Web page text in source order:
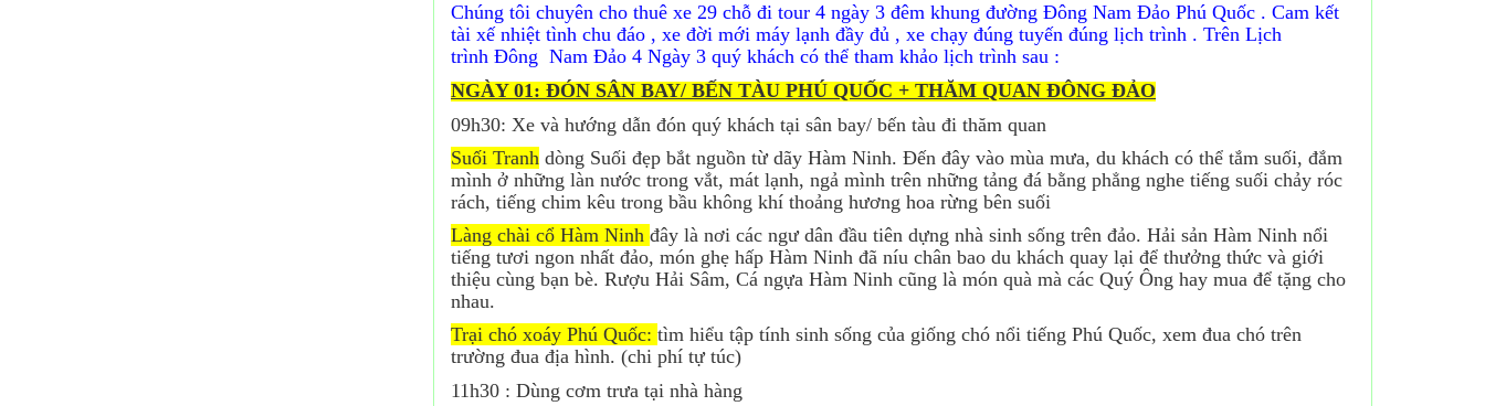
Chúng tôi chuyên cho thuê xe 29 chỗ đi tour 4 ngày 3 đêm khung đường Đông Nam Đảo Phú Quốc . Cam kết
tài xế nhiệt tình chu đáo , xe đời mới máy lạnh đầy đủ , xe chạy đúng tuyến đúng lịch trình . Trên Lịch
trình Đông Nam Đảo 4 Ngày 3 quý khách có thể tham khảo lịch trình sau :
NGÀY 01: ĐÓN SÂN BAY/ BẾN TÀU PHÚ QUỐC + THĂM QUAN ĐÔNG ĐẢO
09h30: Xe và hướng dẫn đón quý khách tại sân bay/ bến tàu đi thăm quan
Suối Tranh dòng Suối đẹp bắt nguồn từ dãy Hàm Ninh. Đến đây vào mùa mưa, du khách có thể tắm suối, đắm
mình ở những làn nước trong vắt, mát lạnh, ngả mình trên những tảng đá bằng phẳng nghe tiếng suối chảy róc
rách, tiếng chim kêu trong bầu không khí thoảng hương hoa rừng bên suối
Làng chài cổ Hàm Ninh đây là nơi các ngư dân đầu tiên dựng nhà sinh sống trên đảo. Hải sản Hàm Ninh nổi
tiếng tươi ngon nhất đảo, món ghẹ hấp Hàm Ninh đã níu chân bao du khách quay lại để thưởng thức và giới
thiệu cùng bạn bè. Rượu Hải Sâm, Cá ngựa Hàm Ninh cũng là món quà mà các Quý Ông hay mua để tặng cho
nhau.
Trại chó xoáy Phú Quốc: tìm hiểu tập tính sinh sống của giống chó nổi tiếng Phú Quốc, xem đua chó trên
trường đua địa hình. (chi phí tự túc)
11h30 : Dùng cơm trưa tại nhà hàng